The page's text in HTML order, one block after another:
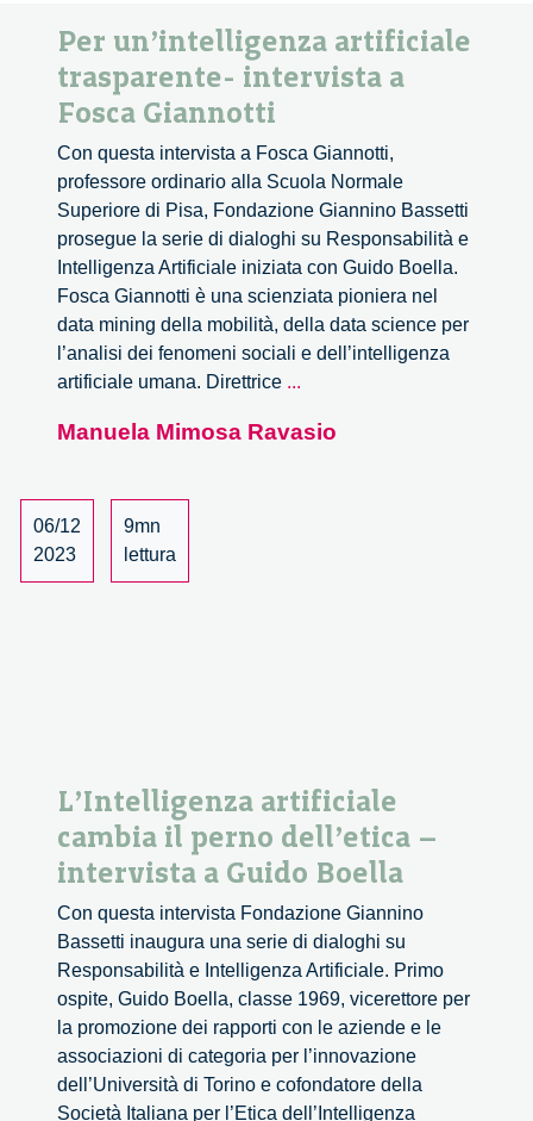
Per un’intelligenza artificiale
trasparente- intervista a
Fosca Giannotti
Con questa intervista a Fosca Giannotti,
professore ordinario alla Scuola Normale
Superiore di Pisa, Fondazione Giannino Bassetti
prosegue la serie di dialoghi su Responsabilità e
Intelligenza Artificiale iniziata con Guido Boella.
Fosca Giannotti è una scienziata pioniera nel
data mining della mobilità, della data science per
l’analisi dei fenomeni sociali e dell’intelligenza
artificiale umana. Direttrice ...
artificiale
Manuela Mimosa Ravasio
06/12
2023
9mn
lettura
L’Intelligenza artificiale
cambia il perno dell’etica –
intervista a Guido Boella
Con questa intervista Fondazione Giannino
Bassetti inaugura una serie di dialoghi su
Responsabilità e Intelligenza Artificiale. Primo
ospite, Guido Boella, classe 1969, vicerettore per
la promozione dei rapporti con le aziende e le
associazioni di categoria per l’innovazione
dell’Università di Torino e cofondatore della
Società Italiana per l’Etica dell’Intelligenza